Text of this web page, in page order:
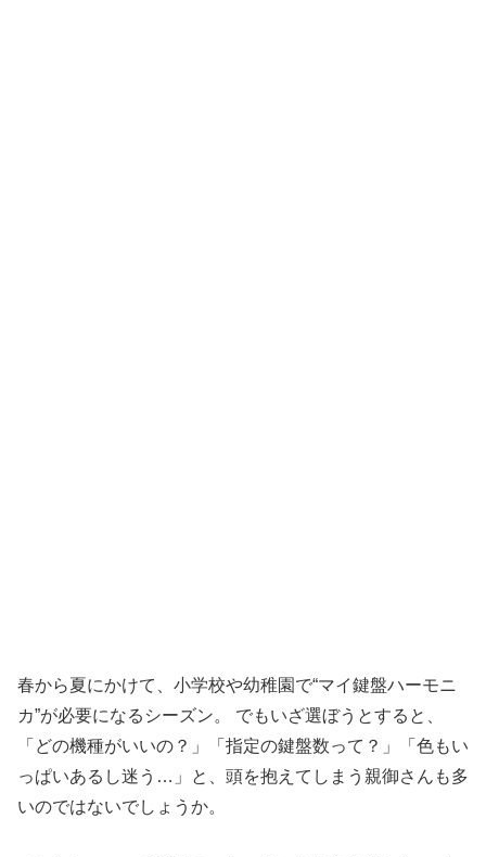
春から夏にかけて、小学校や幼稚園で“マイ鍵盤ハーモニ
カ”が必要になるシーズン。 でもいざ選ぼうとすると、
「どの機種がいいの？」「指定の鍵盤数って？」「色もい
っぱいあるし迷う…」と、頭を抱えてしまう親御さんも多
いのではないでしょうか。